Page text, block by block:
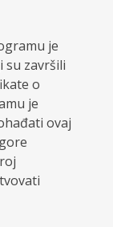
je
su završili
o
je
ovaj